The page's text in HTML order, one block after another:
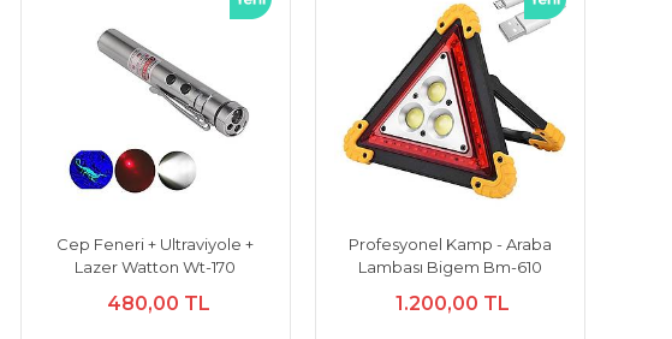
Cep Feneri + Ultraviyole +
Lazer Watton Wt-170
480,00 TL
Profesyonel Kamp - Araba
Lambası Bigem Bm-610
1.200,00 TL